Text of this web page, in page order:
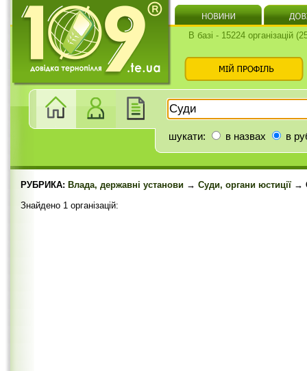
В базі - 15224 організацій
шукати: в назвах в
РУБРИКА: Влада, державні установи → Суди, органи юстиції →
Знайдено 1 організацій: